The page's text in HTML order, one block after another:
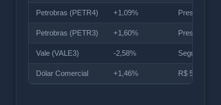
Petrobras (PETR4) +1,09% Pressão
Petrobras (PETR3) +1,60% Pressão
Vale (VALE3) -2,58% Seguiu
Dólar Comercial +1,46% R$ 5,0596